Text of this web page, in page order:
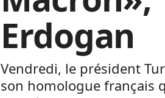
Erdogan
Vendredi, le président
son homologue français